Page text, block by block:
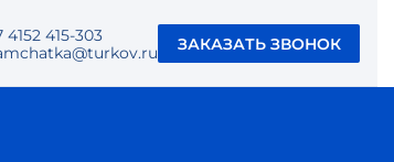
4152 415-303
ЗАКАЗАТЬ ЗВОНОК